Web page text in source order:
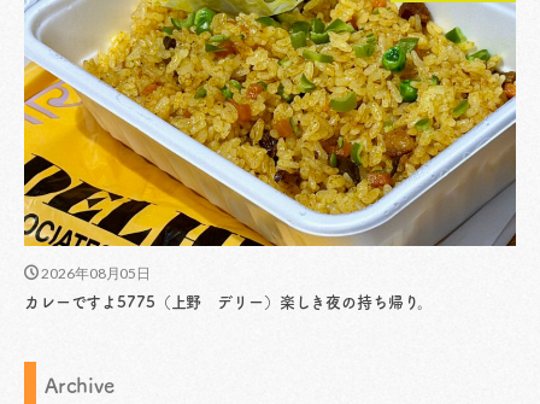
2026年08月05日
カレーですよ5775（上野 デリー）楽しき夜の持ち帰り。
Archive